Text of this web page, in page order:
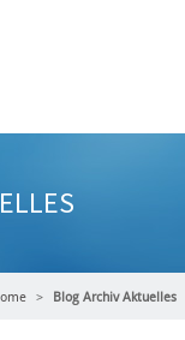
Blog Archiv Aktuelles